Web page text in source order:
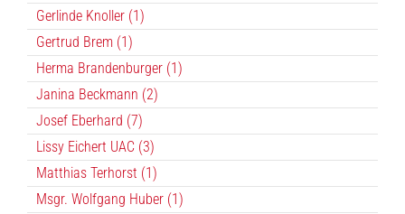
Gerlinde Knoller (1)
Gertrud Brem (1)
Herma Brandenburger (1)
Janina Beckmann (2)
Josef Eberhard (7)
Lissy Eichert UAC (3)
Matthias Terhorst (1)
Msgr. Wolfgang Huber (1)